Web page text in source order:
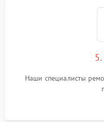
Наши специалисты